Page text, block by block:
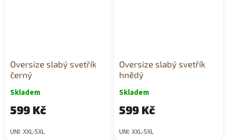
Oversize slabý svetřík
černý
Skladem
599 Kč
UNI: XXL-5XL
Oversize slabý svetřík
hnědý
Skladem
599 Kč
UNI: XXL-5XL